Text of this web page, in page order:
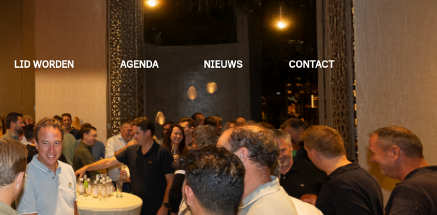
LID WORDEN AGENDA NIEUWS CONTACT